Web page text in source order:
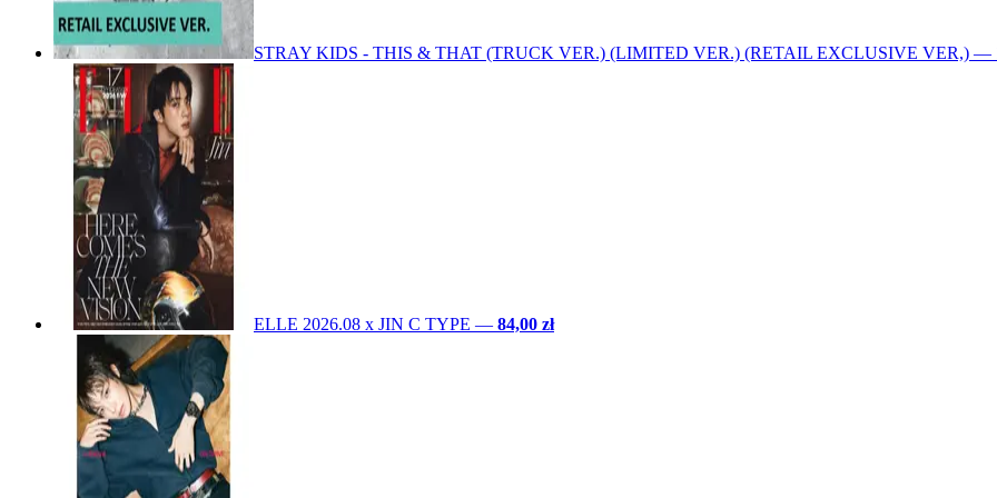
STRAY KIDS - THIS & THAT (TRUCK VER.) (LIMITED VER.) (RETAIL EXCLUSIVE VER,) —
ELLE 2026.08 x JIN C TYPE — 84,00 zł